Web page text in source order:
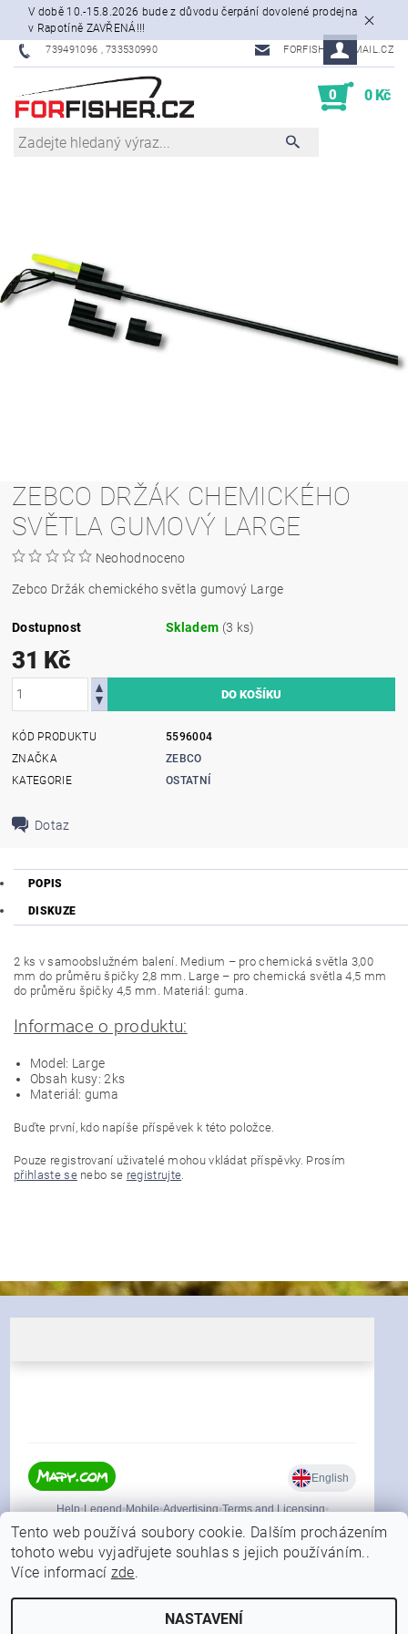
V době 10.-15.8.2026 bude z důvodu čerpání dovolené prodejna
v Rapotíně ZAVŘENÁ!!!
739491096 , 733530990 FORFISHER@EMAIL.CZ
0 0 Kč
ZEBCO DRŽÁK CHEMICKÉHO
SVĚTLA GUMOVÝ LARGE
Neohodnoceno
Zebco Držák chemického světla gumový Large
Dostupnost Skladem (3 ks)
31 Kč
KÓD PRODUKTU
5596004
ZNAČKA
ZEBCO
KATEGORIE
OSTATNÍ
Dotaz
POPIS
DISKUZE
2 ks v samoobslužném balení. Medium – pro chemická světla 3,00
mm do průměru špičky 2,8 mm. Large – pro chemická světla 4,5 mm
do průměru špičky 4,5 mm. Materiál: guma.
Informace o produktu:
Model: Large
Obsah kusy: 2ks
Materiál: guma
Buďte první, kdo napíše příspěvek k této položce.
Pouze registrovaní uživatelé mohou vkládat příspěvky. Prosím
přihlaste senebo se registrujte.
Tento web používá soubory cookie. Dalším procházením
tohoto webu vyjadřujete souhlas s jejich používáním..
Více informací zde.
NASTAVENÍ